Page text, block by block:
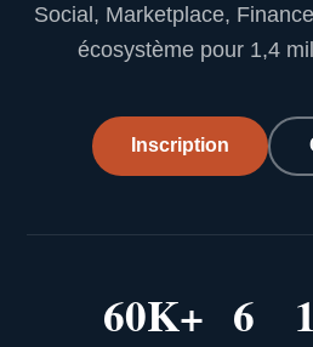
Social, Marketplace,
écosystème pour 1,4
Inscription
60K+ 6